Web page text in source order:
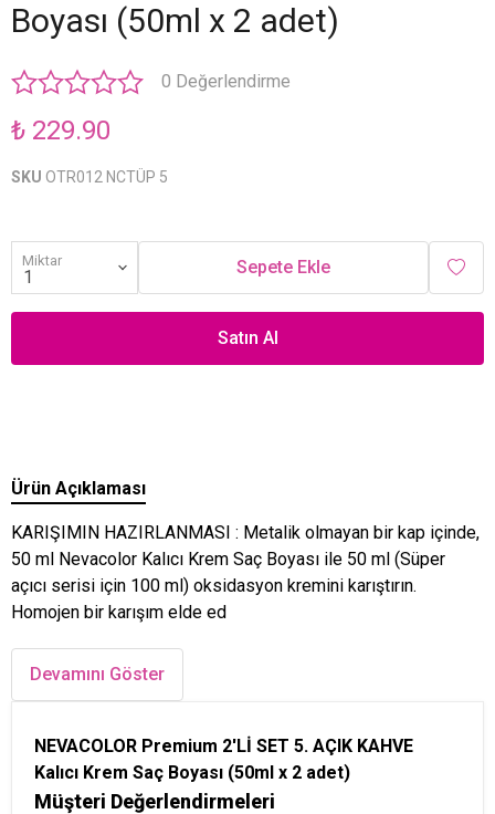
Boyası (50ml x 2 adet)
0 Değerlendirme
₺ 229.90
SKU OTR012 NCTÜP 5
Miktar Sepete Ekle
Satın Al
Ürün Açıklaması
KARIŞIMIN HAZIRLANMASI : Metalik olmayan bir kap içinde,
50 ml Nevacolor Kalıcı Krem Saç Boyası ile 50 ml (Süper
açıcı serisi için 100 ml) oksidasyon kremini karıştırın.
Homojen bir karışım elde ed
Devamını Göster
NEVACOLOR Premium 2'Lİ SET 5. AÇIK KAHVE
Kalıcı Krem Saç Boyası (50ml x 2 adet)
Müşteri Değerlendirmeleri